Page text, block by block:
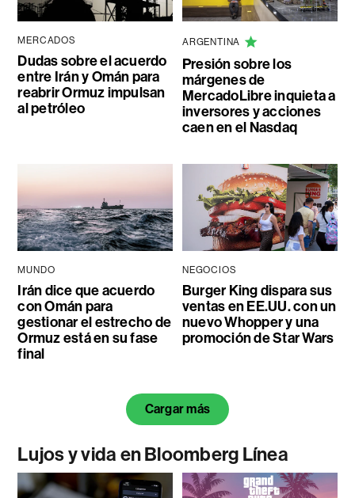
MERCADOS
Dudas sobre el acuerdo
entre Irán y Omán para
reabrir Ormuz impulsan
al petróleo
ARGENTINA
Presión sobre los
márgenes de
MercadoLibre inquieta a
inversores y acciones
caen en el Nasdaq
MUNDO
Irán dice que acuerdo
con Omán para
gestionar el estrecho de
Ormuz está en su fase
final
NEGOCIOS
Burger King dispara sus
ventas en EE.UU. con un
nuevo Whopper y una
promoción de Star Wars
Cargar más
Lujos y vida en Bloomberg Línea